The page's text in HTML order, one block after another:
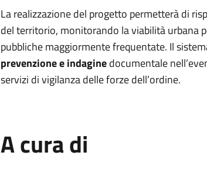
La realizzazione del progetto permetterà di
del territorio, monitorando la viabilità urbana
pubbliche maggiormente frequentate. Il
prevenzione e indaginedocumentale
servizi di vigilanza delle forze dell’ordine.
A cura di